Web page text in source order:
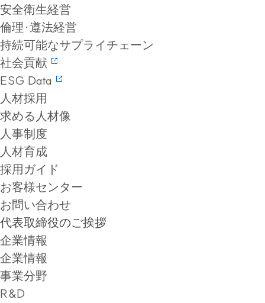
安全衛生経営
倫理·遵法経営
持続可能なサプライチェーン
社会貢献
ESG Data
人材採用
求める人材像
人事制度
人材育成
採用ガイド
お客様センター
お問い合わせ
代表取締役のご挨拶
企業情報
企業情報
事業分野
R&D